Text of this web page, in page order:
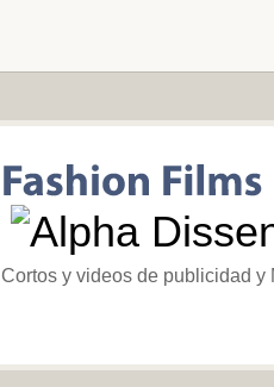
Cortos y videos de publicidad y